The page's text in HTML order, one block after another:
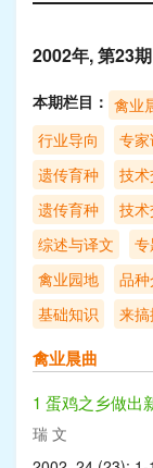
2002年, 第23
本期栏目： 禽业
行业导向
专
遗传育种
技
遗传育种
技
综述与译文
禽业园地
品
基础知识
来
禽业晨曲
1 蛋鸡之乡做出
瑞 文